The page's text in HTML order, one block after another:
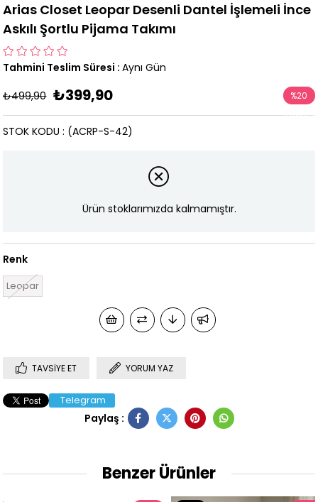
Arias Closet Leopar Desenli Dantel İşlemeli İnce
Askılı Şortlu Pijama Takımı
Tahmini Teslim Süresi : Aynı Gün
₺499,90 ₺399,90 %20
İndirim
(ACRP-S-42)
STOK KODU
Ürün stoklarımızda kalmamıştır.
Renk
Leopar
TAVSIYE ET YORUM YAZ
Telegram
Paylaş :
Benzer Ürünler